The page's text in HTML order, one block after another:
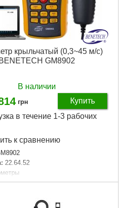
крыльчатый (0,3~45 м/с)
BENETECH GM8902
В наличии
грн
Купить
в течение 1-3 рабочих
к сравнению
22.64.52
Выносной
0 - 45 °C